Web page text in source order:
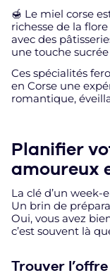
🍯 Le miel corse
richesse de la
avec des
une touche
Ces spécialités
en Corse une
romantique,
Planifier
amoureux
La clé d’un week-
Un brin de
Oui, vous avez
c’est souvent là
Trouver